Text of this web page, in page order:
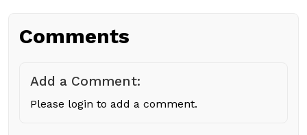
Comments
Add a Comment:
Please login to add a comment.